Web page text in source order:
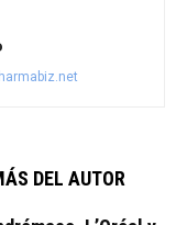
DEL AUTOR